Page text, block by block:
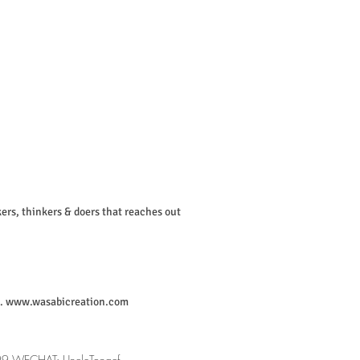
thinkers & doers that reaches out
www.wasabicreation.com